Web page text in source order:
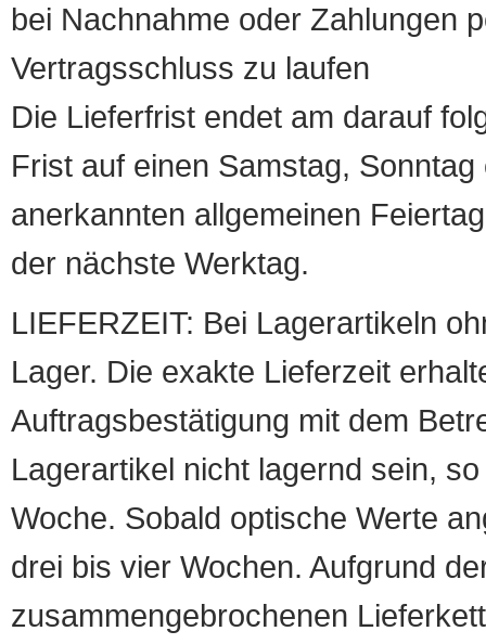
bei Nachnahme oder Zahlungen
Vertragsschluss zu laufen
Die Lieferfrist endet am darauf
Frist auf einen Samstag,
anerkannten allgemeinen
der nächste Werktag.
LIEFERZEIT: Bei Lagerartikeln
Lager. Die exakte Lieferzeit
Auftragsbestätigung mit dem
Lagerartikel nicht lagernd sein,
Woche. Sobald optische Werte
drei bis vier Wochen. Aufgrund
zusammengebrochenen